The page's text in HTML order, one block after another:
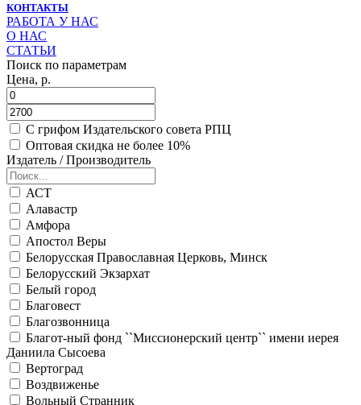
КОНТАКТЫ
РАБОТА У НАС
О НАС
СТАТЬИ
Поиск по параметрам
Цена, р.
С грифом Издательского совета РПЦ
Оптовая скидка не более 10%
Издатель / Производитель
АСТ
Алавастр
Амфора
Апостол Веры
Белорусская Православная Церковь, Минск
Белорусский Экзархат
Белый город
Благовест
Благозвонница
Благот-ный фонд ``Миссионерский центр`` имени иерея
Даниила Сысоева
Вертоград
Воздвиженье
Вольный Странник